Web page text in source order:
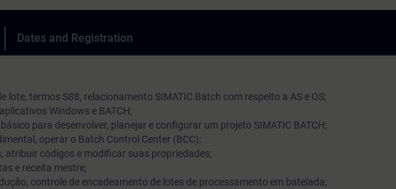
Dates and Registration
lote, termos S88, relacionamento SIMATIC Batch com respeito a AS e OS;
Windows e BATCH;
para desenvolver, planejar e configurar um projeto SIMATIC BATCH;
operar o Batch Control Center (BCC);
atribuir códigos e modificar suas propriedades;
e receita mestre;
controle de encadeamento de lotes de processamento em batelada;